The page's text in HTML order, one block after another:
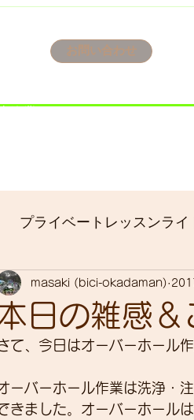
お問い合わせ
プライベートレッスンライ
シクロクロス
ング バイクパッキング
ップ 試乗車 展示会
日の雑感
masaki (bici-okadaman)
て、今日はオーバーホール
ーバーホール作業は洗浄・
きました。オーバーホール